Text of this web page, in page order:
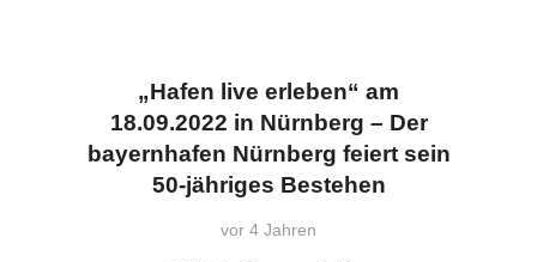
„Hafen live erleben“ am
18.09.2022 in Nürnberg – Der
bayernhafen Nürnberg feiert sein
50-jähriges Bestehen
vor 4 Jahren